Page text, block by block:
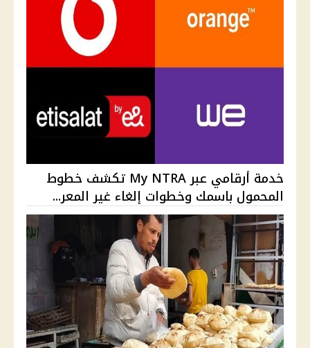
خدمة أرقامي عبر My NTRA تكشف خطوط
المحمول باسمك وخطوات إلغاء غير المعر...